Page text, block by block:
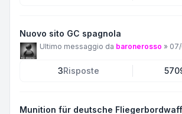
Nuovo sito GC spagnola
Ultimo messaggio da baronerosso » 07/
3Risposte
Munition für deutsche